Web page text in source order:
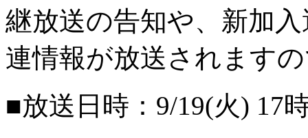
継放送の告知や、新加
連情報が放送されます
■放送日時：9/19(火) 17